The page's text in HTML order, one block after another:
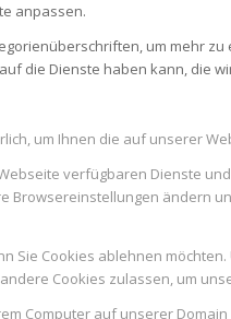
anpassen.
um mehr
die Dienste haben kann, die
um Ihnen die auf unserer
verfügbaren Dienste
Browsereinstellungen ändern
Sie Cookies ablehnen
Cookies zulassen, um
Computer auf unserer